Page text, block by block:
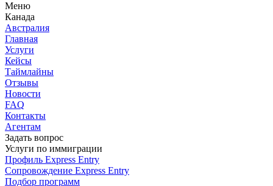
Меню
Канада
Австралия
Главная
Услуги
Кейсы
Таймлайны
Отзывы
Новости
FAQ
Контакты
Агентам
Задать вопрос
Услуги по иммиграции
Профиль Express Entry
Сопровождение Express Entry
Подбор программ